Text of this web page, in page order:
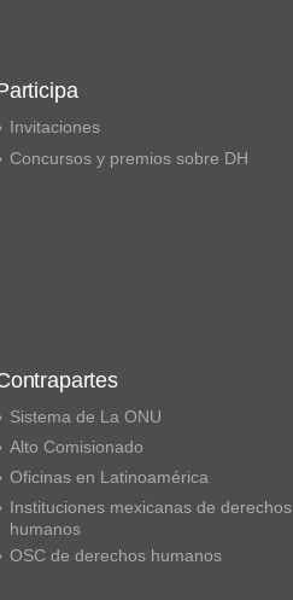
Invitaciones
Concursos y premios sobre DH
Sistema de La ONU
Alto Comisionado
Oficinas en Latinoamérica
Instituciones mexicanas de derechos
humanos
OSC de derechos humanos